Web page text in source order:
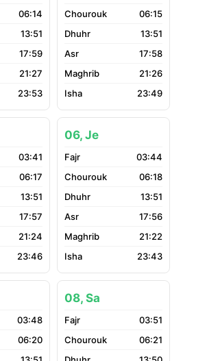
06:14
13:51
17:59
21:27
23:53
06:15
13:51
17:58
21:26
23:49
03:41
06:17
13:51
17:57
21:24
23:46
06, Je
03:44
06:18
13:51
17:56
21:22
23:43
03:48
06:20
08, Sa
03:51
06:21